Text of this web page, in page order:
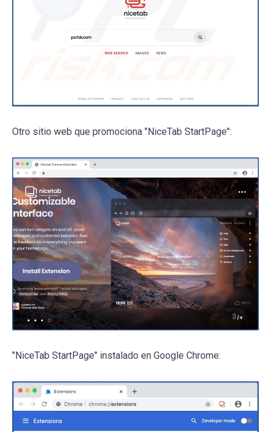
Otro sitio web que promociona "NiceTab StartPage":
"NiceTab StartPage" instalado en Google Chrome: